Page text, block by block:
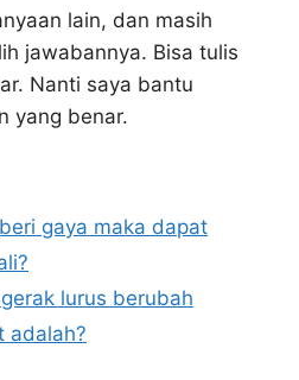
lain, dan masih
jawabannya. Bisa tulis
Nanti saya bantu
yang benar.
gaya maka dapat
lurus berubah
adalah?